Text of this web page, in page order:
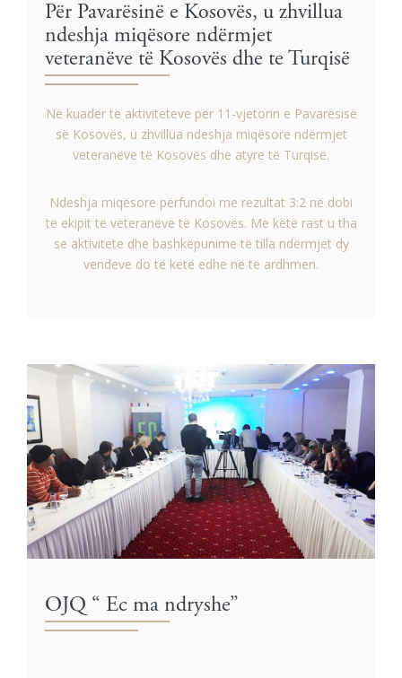
Për Pavarësinë e Kosovës, u zhvillua
ndeshja miqësore ndërmjet
veteranëve të Kosovës dhe te Turqisë
Në kuadër të aktiviteteve për 11-vjetorin e Pavarësisë
së Kosovës, u zhvillua ndeshja miqësore ndërmjet
veteranëve të Kosovës dhe atyre të Turqisë.
Ndeshja miqësore përfundoi me rezultat 3:2 në dobi
të ekipit të veteranëve të Kosovës. Me këtë rast u tha
se aktivitete dhe bashkëpunime të tilla ndërmjet dy
vendeve do të ketë edhe në të ardhmen.
OJQ “ Ec ma ndryshe”